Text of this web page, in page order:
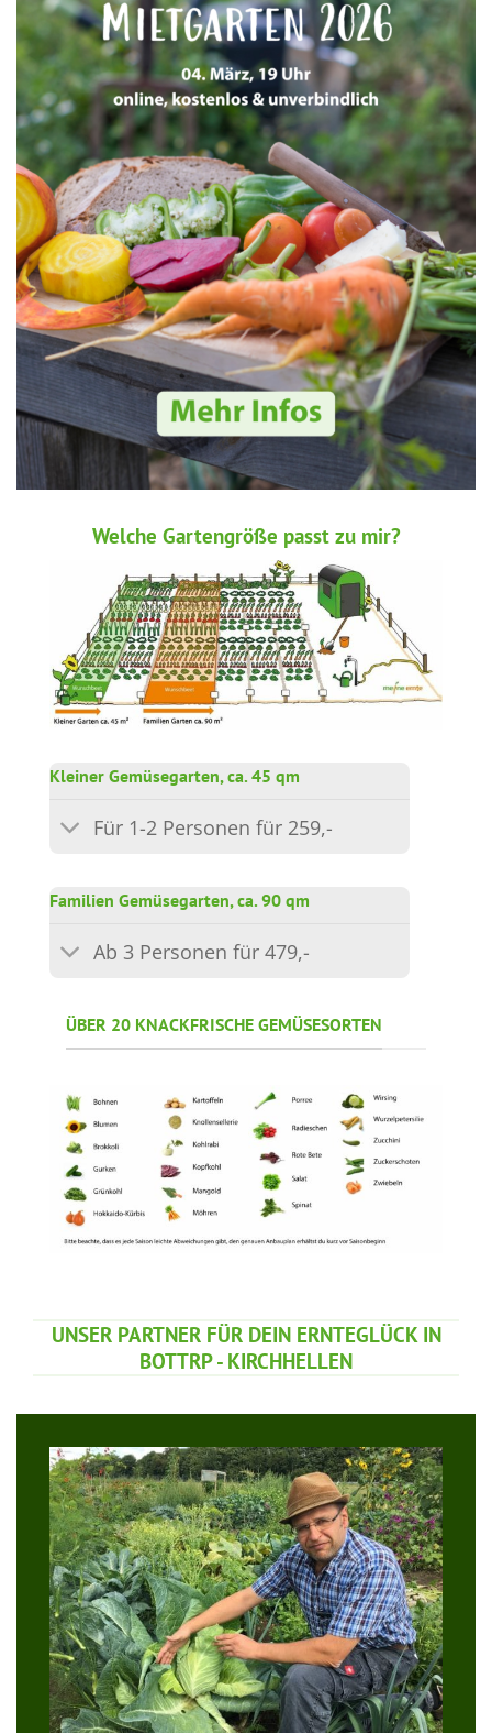
Welche Gartengröße passt zu mir?
Kleiner Gemüsegarten, ca. 45 qm
Für 1-2 Personen für 259,-
Familien Gemüsegarten, ca. 90 qm
Ab 3 Personen für 479,-
ÜBER 20 KNACKFRISCHE GEMÜSESORTEN
UNSER PARTNER FÜR DEIN ERNTEGLÜCK IN
BOTTRP - KIRCHHELLEN